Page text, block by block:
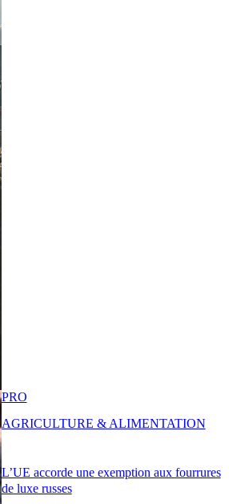
L’UE accorde une exemption aux fourrures
de luxe russes
PRO
AGRICULTURE & ALIMENTATION